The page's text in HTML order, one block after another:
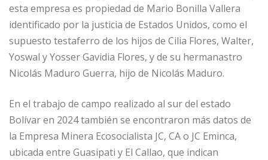
esta empresa es propiedad de Mario Bonilla Vallera
identificado por la justicia de Estados Unidos, como el
supuesto testaferro de los hijos de Cilia Flores, Walter,
Yoswal y Yosser Gavidia Flores, y de su hermanastro
Nicolás Maduro Guerra, hijo de Nicolás Maduro.
En el trabajo de campo realizado al sur del estado
Bolívar en 2024 también se encontraron más datos de
la Empresa Minera Ecosocialista JC, CA o JC Eminca,
ubicada entre Guasipati y El Callao, que indican